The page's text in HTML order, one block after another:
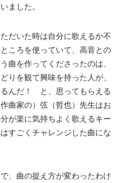
ました。
だいた時は自分に歌えるか不
ころを使っていて、高音との
曲を作ってくださったのは、
りを観て興味を持った人が、
るんだ！ と、思ってもらえる
曲家の）弦（哲也）先生はお
が楽に気持ちよく歌えるキー
すごくチャレンジした曲にな
、曲の捉え方が変わったわけ